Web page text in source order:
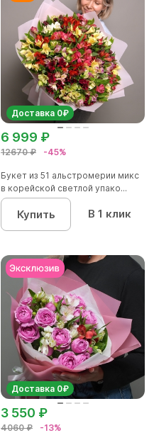
Доставка 0₽
12670 ₽ -45%
6 999 ₽
Букет из 51 альстромерии микс
в корейской светлой упако...
Купить В 1 клик
Доставка 0₽
4060 ₽ -13%
3 550 ₽